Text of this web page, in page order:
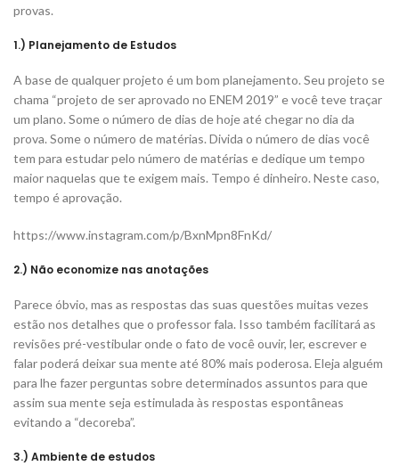
provas.
1.) Planejamento de Estudos
A base de qualquer projeto é um bom planejamento. Seu projeto se
chama “projeto de ser aprovado no ENEM 2019” e você teve traçar
um plano. Some o número de dias de hoje até chegar no dia da
prova. Some o número de matérias. Divida o número de dias você
tem para estudar pelo número de matérias e dedique um tempo
maior naquelas que te exigem mais. Tempo é dinheiro. Neste caso,
tempo é aprovação.
https://www.instagram.com/p/BxnMpn8FnKd/
2.) Não economize nas anotações
Parece óbvio, mas as respostas das suas questões muitas vezes
estão nos detalhes que o professor fala. Isso também facilitará as
revisões pré-vestibular onde o fato de você ouvir, ler, escrever e
falar poderá deixar sua mente até 80% mais poderosa. Eleja alguém
para lhe fazer perguntas sobre determinados assuntos para que
assim sua mente seja estimulada às respostas espontâneas
evitando a “decoreba”.
3.) Ambiente de estudos